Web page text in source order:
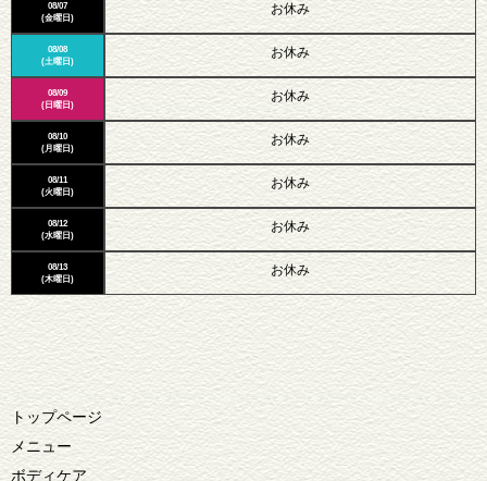
08/07
(金曜日)
08/08
(土曜日)
08/09
(日曜日)
08/10
(月曜日)
08/11
(火曜日)
08/12
(水曜日)
08/13
(木曜日)
お休み
お休み
お休み
お休み
お休み
お休み
お休み
トップページ
メニュー
ボディケア